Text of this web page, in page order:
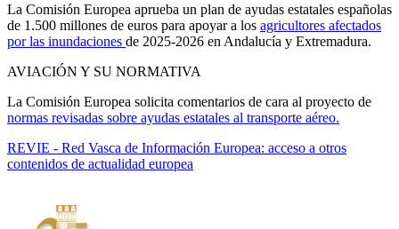
La Comisión Europea aprueba un plan de ayudas estatales españolas
de 1.500 millones de euros para apoyar a los agricultores afectados
por las inundaciones de 2025-2026 en Andalucía y Extremadura.
AVIACIÓN Y SU NORMATIVA
La Comisión Europea solicita comentarios de cara al proyecto de
normas revisadas sobre ayudas estatales al transporte aéreo.
REVIE - Red Vasca de Información Europea: acceso a otros
contenidos de actualidad europea